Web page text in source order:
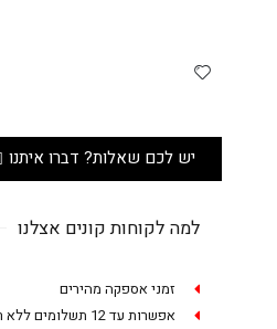
יש לכם שאלות? דברו איתנו
למה לקוחות קונים אצלנו
זמני אספקה מהירים
אפשרות עד 12 תשלומים ללא ריבית